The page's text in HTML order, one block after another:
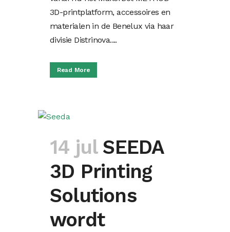
3D-printplatform, accessoires en
materialen in de Benelux via haar
divisie Distrinova....
Read More
14 jul SEEDA
3D Printing
Solutions
wordt